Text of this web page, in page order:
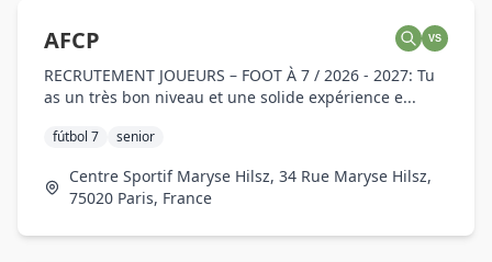
AFCP VS
RECRUTEMENT JOUEURS – FOOT À 7 / 2026 - 2027: Tu
as un très bon niveau et une solide expérience e...
fútbol 7 senior
Centre Sportif Maryse Hilsz, 34 Rue Maryse Hilsz,
75020 Paris, France